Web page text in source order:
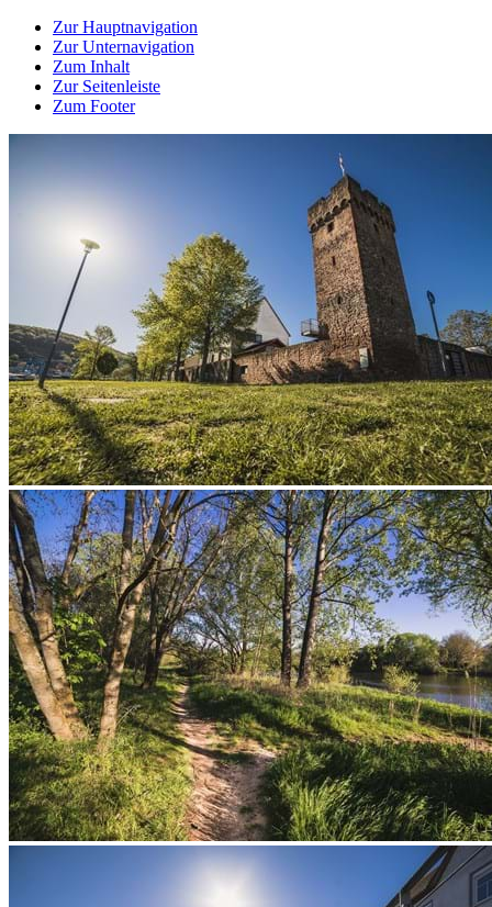
Zur Hauptnavigation
Zur Unternavigation
Zum Inhalt
Zur Seitenleiste
Zum Footer